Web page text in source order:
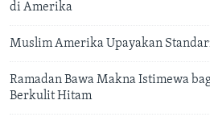
di Amerika
Muslim Amerika Upayakan
Ramadan Bawa Makna Istimewa
Berkulit Hitam